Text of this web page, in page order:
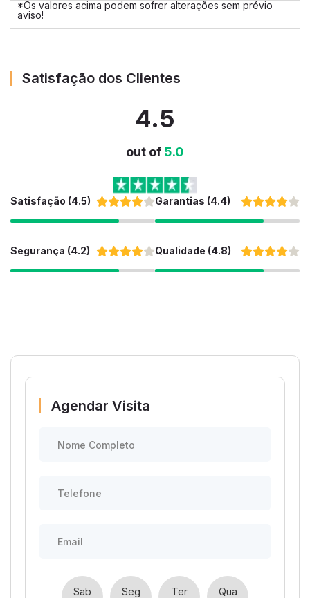
*Os valores acima podem sofrer alterações sem prévio
aviso!
Satisfação dos Clientes
4.5
out of 5.0
Satisfação (4.5)
Segurança (4.2)
Garantias (4.4)
Qualidade (4.8)
Agendar Visita
Sab
Seg
Ter
Qua